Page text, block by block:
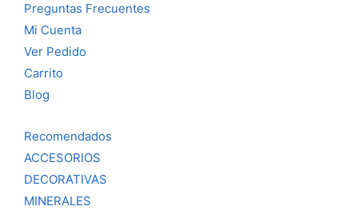
Preguntas Frecuentes
Mi Cuenta
Ver Pedido
Carrito
Blog
Recomendados
ACCESORIOS
DECORATIVAS
MINERALES